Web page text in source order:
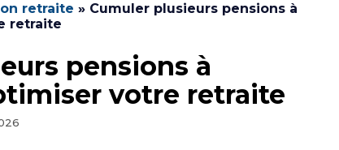
retraite » Cumuler plusieurs pensions à
retraite
pensions à
votre retraite